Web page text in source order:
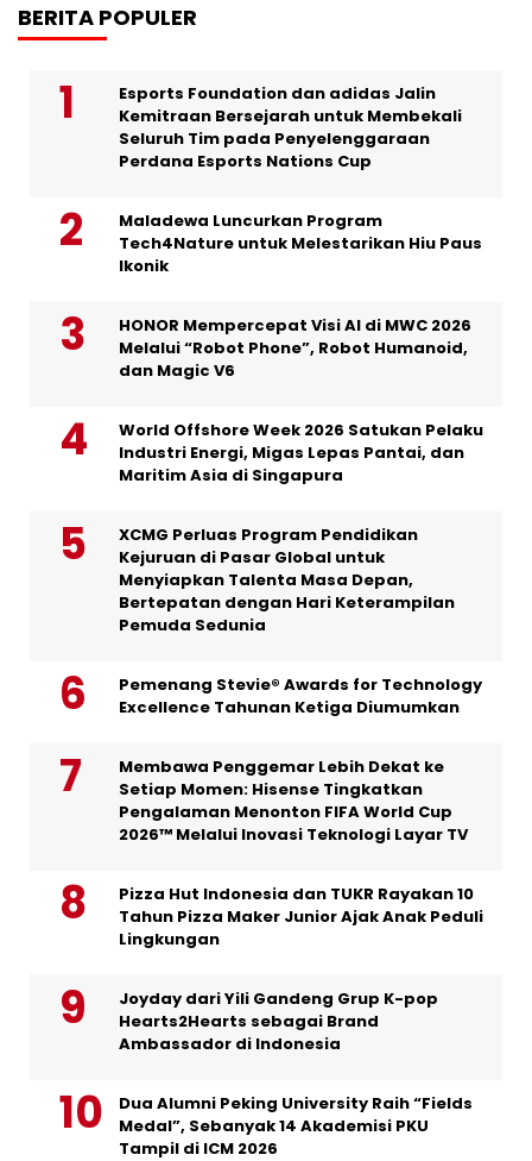
BERITA POPULER
Esports Foundation dan adidas Jalin
Kemitraan Bersejarah untuk Membekali
Seluruh Tim pada Penyelenggaraan
Perdana Esports Nations Cup
Maladewa Luncurkan Program
Tech4Nature untuk Melestarikan Hiu Paus
Ikonik
HONOR Mempercepat Visi AI di MWC 2026
Melalui “Robot Phone”, Robot Humanoid,
dan Magic V6
World Offshore Week 2026 Satukan Pelaku
Industri Energi, Migas Lepas Pantai, dan
Maritim Asia di Singapura
XCMG Perluas Program Pendidikan
Kejuruan di Pasar Global untuk
Menyiapkan Talenta Masa Depan,
Bertepatan dengan Hari Keterampilan
Pemuda Sedunia
Pemenang Stevie® Awards for Technology
Excellence Tahunan Ketiga Diumumkan
Membawa Penggemar Lebih Dekat ke
Setiap Momen: Hisense Tingkatkan
Pengalaman Menonton FIFA World Cup
2026™ Melalui Inovasi Teknologi Layar TV
Pizza Hut Indonesia dan TUKR Rayakan 10
Tahun Pizza Maker Junior Ajak Anak Peduli
Lingkungan
Joyday dari Yili Gandeng Grup K-pop
Hearts2Hearts sebagai Brand
Ambassador di Indonesia
Dua Alumni Peking University Raih “Fields
Medal”, Sebanyak 14 Akademisi PKU
Tampil di ICM 2026